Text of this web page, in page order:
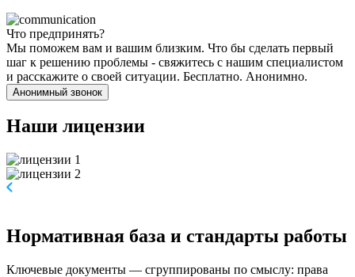
Что предпринять?
Мы поможем вам и вашим близким. Что бы сделать первый
шаг к решению проблемы - свяжитесь с нашим специалистом
и расскажите о своей ситуации. Бесплатно. Анонимно.
Анонимный звонок
Наши лицензии
Нормативная база и стандарты работы
Ключевые документы — сгруппированы по смыслу: права